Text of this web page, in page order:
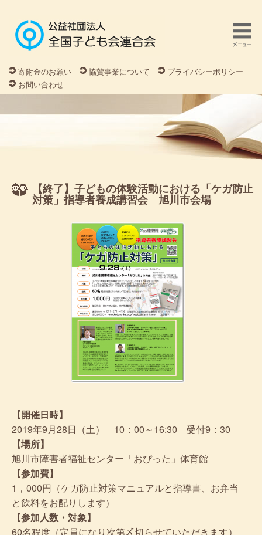
寄附金のお願い 協賛事業について
プライバシーポリシー
お問い合わせ
【終了】子どもの体験活動における「ケガ防止
対策」指導者養成講習会 旭川市会場
【開催日時】
2019年9月28日（土） 10：00～16:30 受付9：30
【場所】
旭川市障害者福祉センター「おぴった」体育館
【参加費】
1，000円（ケガ防止対策マニュアルと指導書、お弁当
と飲料をお配りします）
【参加人数・対象】
60名程度（定員になり次第〆切らせていただきます）